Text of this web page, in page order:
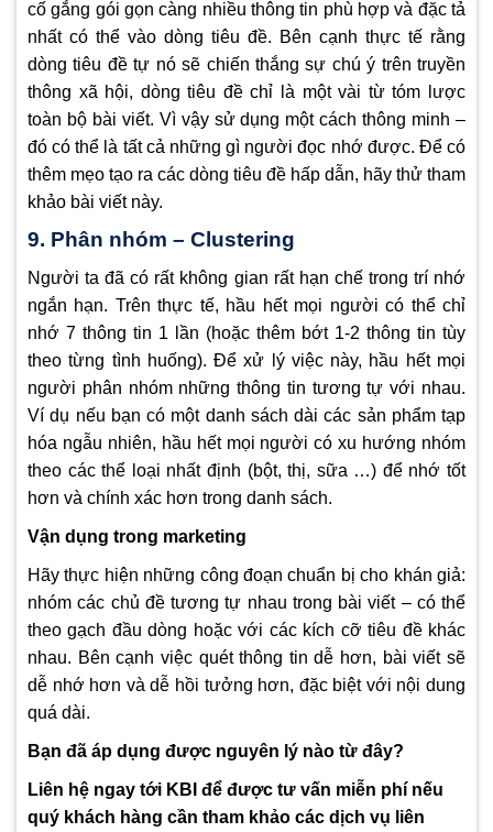
cố gắng gói gọn càng nhiều thông tin phù hợp và đặc tả
nhất có thể vào dòng tiêu đề. Bên cạnh thực tế rằng
dòng tiêu đề tự nó sẽ chiến thắng sự chú ý trên truyền
thông xã hội, dòng tiêu đề chỉ là một vài từ tóm lược
toàn bộ bài viết. Vì vậy sử dụng một cách thông minh –
đó có thể là tất cả những gì người đọc nhớ được. Để có
thêm mẹo tạo ra các dòng tiêu đề hấp dẫn, hãy thử tham
khảo bài viết này.
9. Phân nhóm – Clustering
Người ta đã có rất không gian rất hạn chế trong trí nhớ
ngắn hạn. Trên thực tế, hầu hết mọi người có thể chỉ
nhớ 7 thông tin 1 lần (hoặc thêm bớt 1-2 thông tin tùy
theo từng tình huống). Để xử lý việc này, hầu hết mọi
người phân nhóm những thông tin tương tự với nhau.
Ví dụ nếu bạn có một danh sách dài các sản phẩm tạp
hóa ngẫu nhiên, hầu hết mọi người có xu hướng nhóm
theo các thể loại nhất định (bột, thị, sữa …) để nhớ tốt
hơn và chính xác hơn trong danh sách.
Vận dụng trong marketing
Hãy thực hiện những công đoạn chuẩn bị cho khán giả:
nhóm các chủ đề tương tự nhau trong bài viết – có thể
theo gạch đầu dòng hoặc với các kích cỡ tiêu đề khác
nhau. Bên cạnh việc quét thông tin dễ hơn, bài viết sẽ
dễ nhớ hơn và dễ hồi tưởng hơn, đặc biệt với nội dung
quá dài.
Bạn đã áp dụng được nguyên lý nào từ đây?
Liên hệ ngay tới KBI để được tư vấn miễn phí nếu
quý khách hàng cần tham khảo các dịch vụ liên